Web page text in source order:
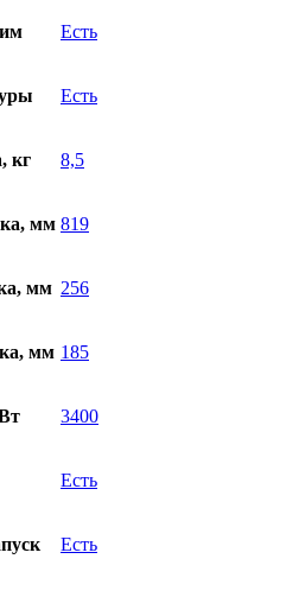
Есть
Есть
кг 8,5
мм 819
мм 256
мм 185
3400
Есть
Есть